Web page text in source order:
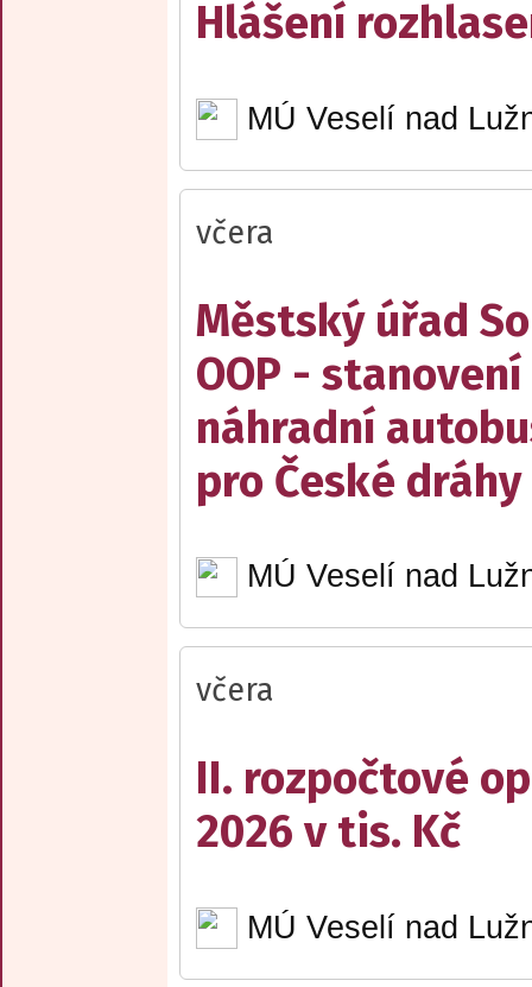
Hlášení
MÚ Veselí nad
včera
Městský úřad
OOP -
náhradní
pro České dráhy
MÚ Veselí nad
včera
II. rozpočtové
2026 v tis. Kč
MÚ Veselí nad